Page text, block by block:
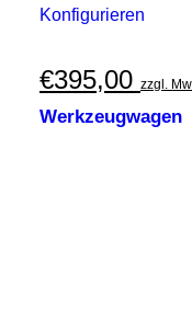
Konfigurieren
€395,00 zzgl.
Werkzeugwagen